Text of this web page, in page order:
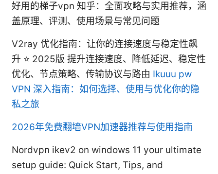
好用的梯子vpn 知乎：全面攻略与实用推荐，涵
盖原理、评测、使用场景与常见问题
V2ray 优化指南：让你的连接速度与稳定性飙
升 ⭐ 2025版 提升连接速度、降低延迟、稳定性
优化、节点策略、传输协议与路由 Ikuuu pw
VPN 深入指南：如何选择、使用与优化你的隐
私之旅
2026年免费翻墙VPN加速器推荐与使用指南
Nordvpn ikev2 on windows 11 your ultimate
setup guide: Quick Start, Tips, and